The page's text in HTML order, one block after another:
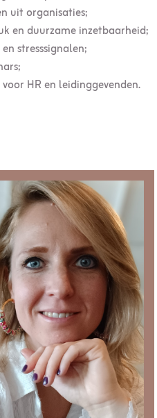
uit organisaties;
enduurzame inzetbaarheid;
enstresssignalen;
HR en leidinggevenden.